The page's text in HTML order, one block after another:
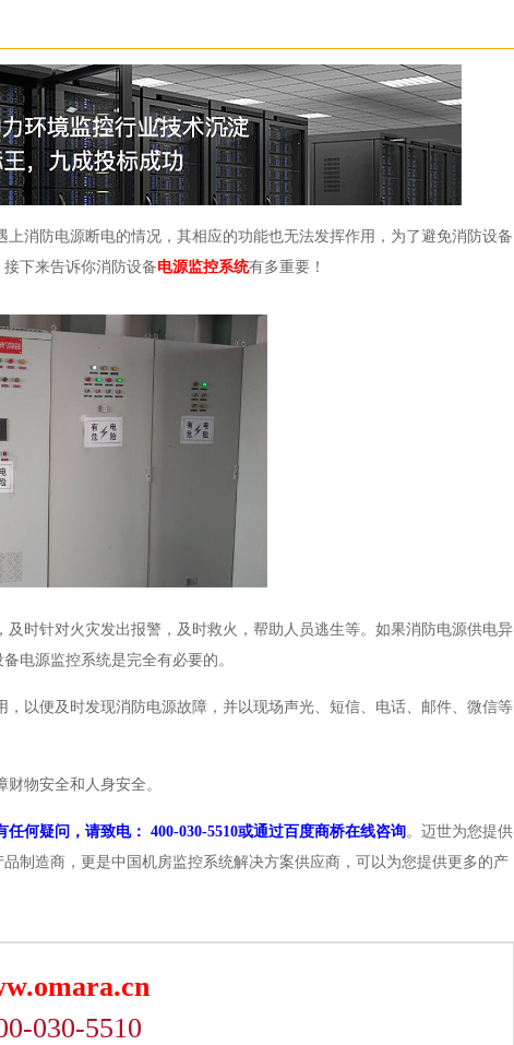
消防电源断电的情况，其相应的功能也无法发挥作用，为了避免消防设备
接下来告诉你消防设备电源监控系统有多重要！
时针对火灾发出报警，及时救火，帮助人员逃生等。如果消防电源供电异
电源监控系统是完全有必要的。
以便及时发现消防电源故障，并以现场声光、短信、电话、邮件、微信等
物安全和人身安全。
任何疑问，请致电： 400-030-5510或通过百度商桥在线咨询 。迈世为您提供
制造商，更是中国机房监控系统解决方案供应商，可以为您提供更多的产
030-5510